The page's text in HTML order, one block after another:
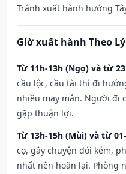
Tránh xuất hành hướng
Giờ xuất hành Theo
Từ 11h-13h (Ngọ) và từ
cầu lộc, cầu tài thì đi
nhiều may mắn. Người đi
gặp thuận lợi.
Từ 13h-15h (Mùi) và từ
cọ, gây chuyện đói kém,
nhất nên hoãn lại. Phòng